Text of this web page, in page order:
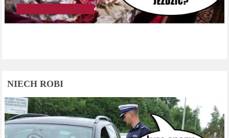
NIECH ROBI